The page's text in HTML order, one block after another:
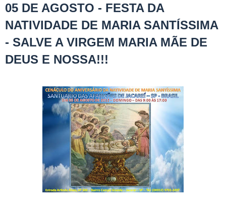
05 DE AGOSTO - FESTA DA
NATIVIDADE DE MARIA SANTÍSSIMA
- SALVE A VIRGEM MARIA MÃE DE
DEUS E NOSSA!!!